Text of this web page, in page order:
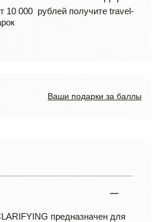
10 000 рублей получите travel-
Ваши подарки за баллы
предназначен для